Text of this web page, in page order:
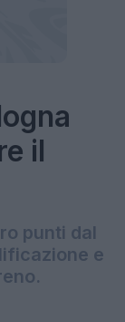
il
punti dal
e